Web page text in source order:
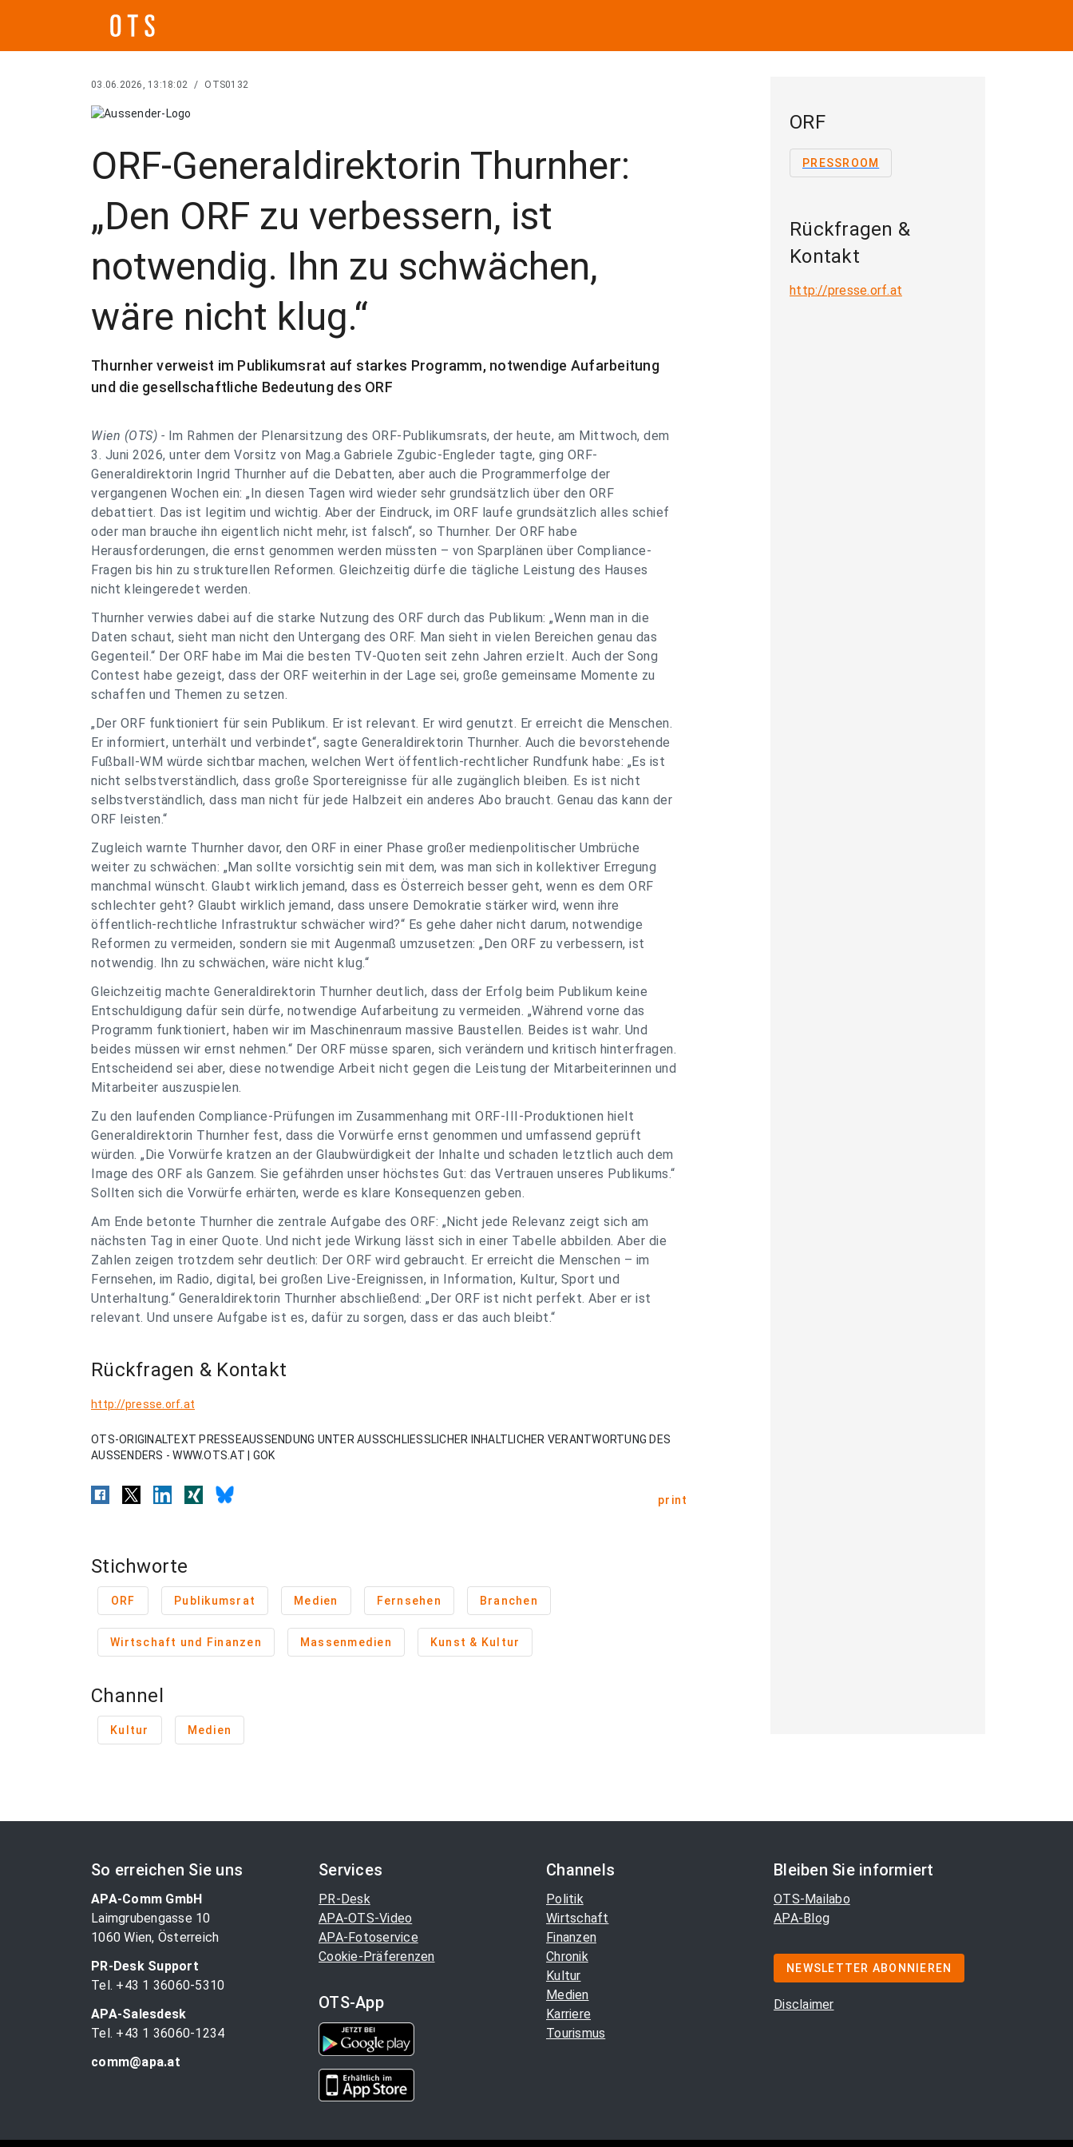
03.06.2026, 13:18:02 / OTS0132
ORF-Generaldirektorin Thurnher:
„Den ORF zu verbessern, ist
notwendig. Ihn zu schwächen,
wäre nicht klug.“
Thurnher verweist im Publikumsrat auf starkes Programm, notwendige Aufarbeitung
und die gesellschaftliche Bedeutung des ORF
Wien (OTS) - Im Rahmen der Plenarsitzung des ORF-Publikumsrats, der heute, am Mittwoch, dem
3. Juni 2026, unter dem Vorsitz von Mag.a Gabriele Zgubic-Engleder tagte, ging ORF-
Generaldirektorin Ingrid Thurnher auf die Debatten, aber auch die Programmerfolge der
vergangenen Wochen ein: „In diesen Tagen wird wieder sehr grundsätzlich über den ORF
debattiert. Das ist legitim und wichtig. Aber der Eindruck, im ORF laufe grundsätzlich alles schief
oder man brauche ihn eigentlich nicht mehr, ist falsch“, so Thurnher. Der ORF habe
Herausforderungen, die ernst genommen werden müssten – von Sparplänen über Compliance-
Fragen bis hin zu strukturellen Reformen. Gleichzeitig dürfe die tägliche Leistung des Hauses
nicht kleingeredet werden.
Thurnher verwies dabei auf die starke Nutzung des ORF durch das Publikum: „Wenn man in die
Daten schaut, sieht man nicht den Untergang des ORF. Man sieht in vielen Bereichen genau das
Gegenteil.“ Der ORF habe im Mai die besten TV-Quoten seit zehn Jahren erzielt. Auch der Song
Contest habe gezeigt, dass der ORF weiterhin in der Lage sei, große gemeinsame Momente zu
schaffen und Themen zu setzen.
„Der ORF funktioniert für sein Publikum. Er ist relevant. Er wird genutzt. Er erreicht die Menschen.
Er informiert, unterhält und verbindet“, sagte Generaldirektorin Thurnher. Auch die bevorstehende
Fußball-WM würde sichtbar machen, welchen Wert öffentlich-rechtlicher Rundfunk habe: „Es ist
nicht selbstverständlich, dass große Sportereignisse für alle zugänglich bleiben. Es ist nicht
selbstverständlich, dass man nicht für jede Halbzeit ein anderes Abo braucht. Genau das kann der
ORF leisten.“
Zugleich warnte Thurnher davor, den ORF in einer Phase großer medienpolitischer Umbrüche
weiter zu schwächen: „Man sollte vorsichtig sein mit dem, was man sich in kollektiver Erregung
manchmal wünscht. Glaubt wirklich jemand, dass es Österreich besser geht, wenn es dem ORF
schlechter geht? Glaubt wirklich jemand, dass unsere Demokratie stärker wird, wenn ihre
öffentlich-rechtliche Infrastruktur schwächer wird?“ Es gehe daher nicht darum, notwendige
Reformen zu vermeiden, sondern sie mit Augenmaß umzusetzen: „Den ORF zu verbessern, ist
notwendig. Ihn zu schwächen, wäre nicht klug.“
Gleichzeitig machte Generaldirektorin Thurnher deutlich, dass der Erfolg beim Publikum keine
Entschuldigung dafür sein dürfe, notwendige Aufarbeitung zu vermeiden. „Während vorne das
Programm funktioniert, haben wir im Maschinenraum massive Baustellen. Beides ist wahr. Und
beides müssen wir ernst nehmen.“ Der ORF müsse sparen, sich verändern und kritisch hinterfragen.
Entscheidend sei aber, diese notwendige Arbeit nicht gegen die Leistung der Mitarbeiterinnen und
Mitarbeiter auszuspielen.
Zu den laufenden Compliance-Prüfungen im Zusammenhang mit ORF-III-Produktionen hielt
Generaldirektorin Thurnher fest, dass die Vorwürfe ernst genommen und umfassend geprüft
würden. „Die Vorwürfe kratzen an der Glaubwürdigkeit der Inhalte und schaden letztlich auch dem
Image des ORF als Ganzem. Sie gefährden unser höchstes Gut: das Vertrauen unseres Publikums.“
Sollten sich die Vorwürfe erhärten, werde es klare Konsequenzen geben.
Am Ende betonte Thurnher die zentrale Aufgabe des ORF: „Nicht jede Relevanz zeigt sich am
nächsten Tag in einer Quote. Und nicht jede Wirkung lässt sich in einer Tabelle abbilden. Aber die
Zahlen zeigen trotzdem sehr deutlich: Der ORF wird gebraucht. Er erreicht die Menschen – im
Fernsehen, im Radio, digital, bei großen Live-Ereignissen, in Information, Kultur, Sport und
Unterhaltung.“ Generaldirektorin Thurnher abschließend: „Der ORF ist nicht perfekt. Aber er ist
relevant. Und unsere Aufgabe ist es, dafür zu sorgen, dass er das auch bleibt.“
Rückfragen & Kontakt
http://presse.orf.at
OTS-ORIGINALTEXT PRESSEAUSSENDUNG UNTER AUSSCHLIESSLICHER INHALTLICHER VERANTWORTUNG DES
AUSSENDERS - WWW.OTS.AT | GOK
print
Stichworte
ORF Publikumsrat Medien Fernsehen Branchen
Wirtschaft und Finanzen Massenmedien Kunst & Kultur
Channel
Kultur Medien
ORF
PRESSROOM
Rückfragen &
Kontakt
http://presse.orf.at
So erreichen Sie uns
APA-Comm GmbH
Laimgrubengasse 10
1060 Wien, Österreich
PR-Desk Support
Tel. +43 1 36060-5310
APA-Salesdesk
Tel. +43 1 36060-1234
comm@apa.at
Services
PR-Desk
APA-OTS-Video
APA-Fotoservice
Cookie-Präferenzen
OTS-App
Channels
Politik
Wirtschaft
Finanzen
Chronik
Kultur
Medien
Karriere
Tourismus
Bleiben Sie informiert
OTS-Mailabo
APA-Blog
NEWSLETTER ABONNIEREN
Disclaimer